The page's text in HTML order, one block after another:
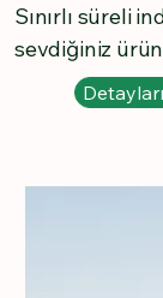
Sınırlı süreli
sevdiğiniz